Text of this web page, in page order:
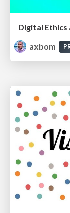
Digital Ethics
axbom